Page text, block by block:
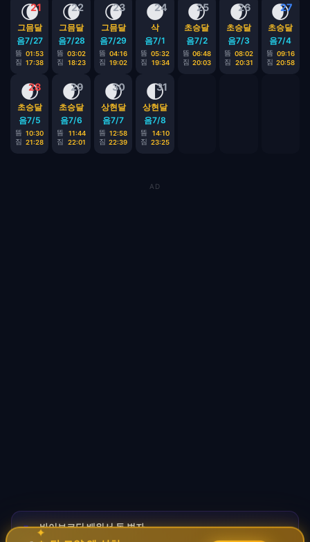
21
🌘
그믐달
음7/27
뜸 01:53
짐 17:38
22
🌘
그믐달
음7/28
뜸 03:02
짐
18:23
23
🌘
그믐달
음7/29
뜸 04:16
짐 19:02
24
🌑
삭
음7/1
뜸 05:32
짐
19:34
25
🌒
초승달
음7/2
뜸 06:48
짐 20:03
26
🌒
초승달
음7/3
뜸 08:02
짐
20:31
27
🌒
초승달
음7/4
뜸 09:16
짐 20:58
28
🌒
초승달
음7/5
뜸 10:30
짐 21:28
29
🌒
초승달
음7/6
뜸
11:44
짐
22:01
30
🌒
상현달
음7/7
뜸 12:58
짐 22:39
31
🌓
상현달
음7/8
뜸
14:10
짐 23:25
AD
🚀바이브코딩 배워서 돈 벌자
코딩 몰라도 AI로 자동화 수익 시스템 구축 · 무료
✦ ✧